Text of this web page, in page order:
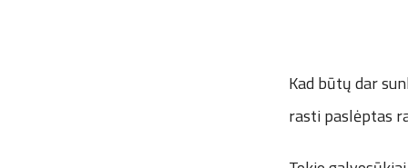
Kad būtų dar
rasti paslėptas